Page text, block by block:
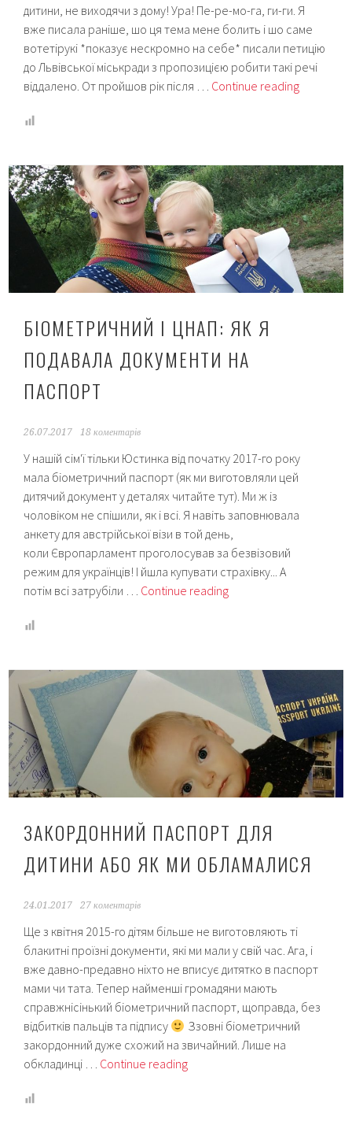
дитини, не виходячи з дому! Ура! Пе-ре-мо-га, ги-ги. Я
вже писала раніше, шо ця тема мене болить і шо саме
вотетірукі *показує нескромно на себе* писали петицію
до Львівської міськради з пропозицією робити такі речі
віддалено. От пройшов рік після … Continue readingЯк
інструкція
та
реальний
досвід
БІОМЕТРИЧНИЙ І ЦНАП: ЯК Я
ПОДАВАЛА ДОКУМЕНТИ НА
ПАСПОРТ
26.07.2017 18 коментарів
У нашій сім'ї тільки Юстинка від початку 2017-го року
мала біометричний паспорт (як ми виготовляли цей
дитячий документ у деталях читайте тут). Ми ж із
чоловіком не спішили, як і всі. Я навіть заповнювала
анкету для австрійської візи в той день,
коли Європарламент проголосував за безвізовий
режим для українців! І йшла купувати страхівку... А
потім всі затрубіли … Continue readingБіометричний
подавала
документи
на
паспорт
ЗАКОРДОННИЙ ПАСПОРТ ДЛЯ
ДИТИНИ АБО ЯК МИ ОБЛАМАЛИСЯ
24.01.2017 27 коментарів
Ще з квітня 2015-го дітям більше не виготовляють ті
блакитні проїзні документи, які ми мали у свій час. Ага, і
вже давно-предавно ніхто не вписує дитятко в паспорт
мами чи тата. Тепер найменші громадяни мають
справжнісінький біометричний паспорт, щоправда, без
відбитків пальців та підпису
Ззовні біометричний
закордонний дуже схожий на звичайний. Лише на
обкладинці … Continue readingЗакордонний